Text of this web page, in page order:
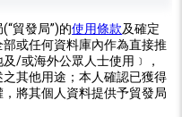
貿發局”)的使用條款及確定
或任何資料庫內作為直接推
/或海外公眾人士使用﹞，
之其他用途；本人確認已獲得
將其個人資料提供予貿發局